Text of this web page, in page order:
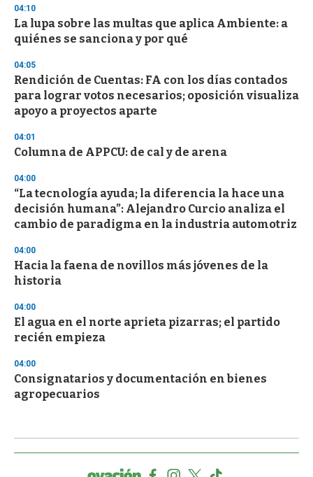
s
e
c
o
d
s
04:10
La lupa sobre las multas que aplica Ambiente: a
quiénes se sanciona y por qué
04:05
Rendición de Cuentas: FA con los días contados
para lograr votos necesarios; oposición visualiza
apoyo a proyectos aparte
04:01
Columna de APPCU: de cal y de arena
04:00
“La tecnología ayuda; la diferencia la hace una
decisión humana”: Alejandro Curcio analiza el
cambio de paradigma en la industria automotriz
04:00
Hacia la faena de novillos más jóvenes de la
historia
04:00
El agua en el norte aprieta pizarras; el partido
recién empieza
04:00
Consignatarios y documentación en bienes
agropecuarios